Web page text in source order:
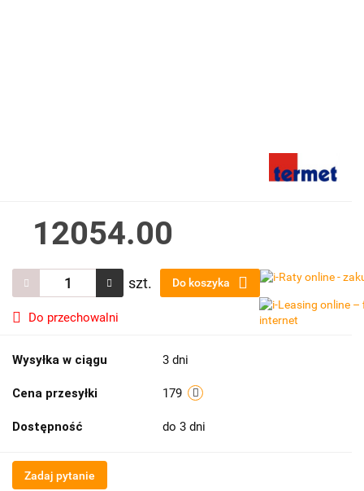
12054.00
szt. Do koszyka
Do przechowalni
Wysyłka w ciągu 3 dni
Cena przesyłki 179
Dostępność do 3 dni
Zadaj pytanie